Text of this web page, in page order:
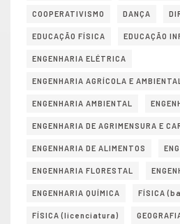
COOPERATIVISMO DANÇA
EDUCAÇÃO FÍSICA EDUCAÇÃO
ENGENHARIA ELÉTRICA
ENGENHARIA AGRÍCOLA E
ENGENHARIA AMBIENTAL
ENGENHARIA DE AGRIMENSURA E
ENGENHARIA DE ALIMENTOS
ENGENHARIA FLORESTAL
ENGENHARIA QUÍMICA FÍSICA
FÍSICA (licenciatura)